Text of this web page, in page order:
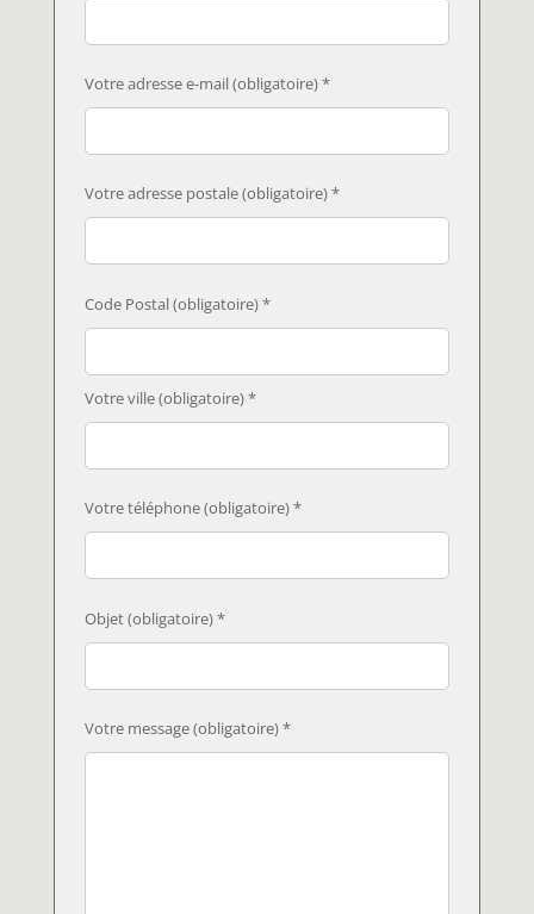
Votre adresse e-mail (obligatoire) *
Votre adresse postale (obligatoire) *
Code Postal (obligatoire) *
Votre ville (obligatoire) *
Votre téléphone (obligatoire) *
Objet (obligatoire) *
Votre message (obligatoire) *